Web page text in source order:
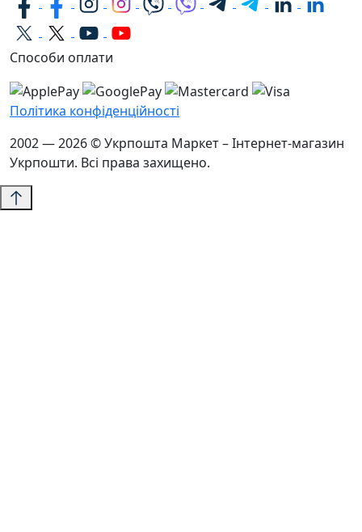
Способи оплати
Політика конфіденційності
2002 — 2026 © Укрпошта Маркет – Інтернет-магазин
Укрпошти. Всі права захищено.